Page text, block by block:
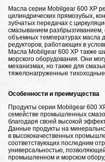
Масла серии Mobilgear 600 XP
цилиндрических прямозубых,
зубчатых передачах с
смазыванием
объемных температурах масла
редукторов, работающих в
Масла Mobilgear 600 ХР также
морского оборудования. Они
механизмах, но также для
тяжелонагруженные
Особенности и преимущества
Продукты серии Mobilgear 600
семействе промышленных
благодаря своей высокой
Данные продукты на
в высококачественных
соответствующих последним
универсальностью,
промышленном и морском